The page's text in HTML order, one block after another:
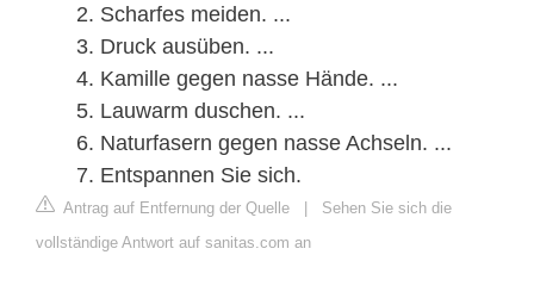
Scharfes meiden. ...
Druck ausüben. ...
Kamille gegen nasse Hände. ...
Lauwarm duschen. ...
Naturfasern gegen nasse Achseln. ...
Entspannen Sie sich.
Antrag auf Entfernung der Quelle | Sehen Sie sich die
vollständige Antwort auf sanitas.com an